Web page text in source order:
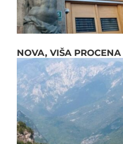
NOVA, VIŠA